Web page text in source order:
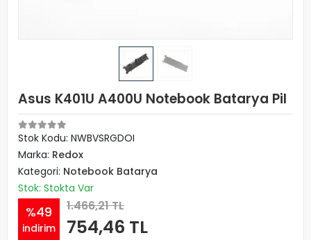
Asus K401U A400U Notebook Batarya Pil
Stok Kodu: NWBVSRGDOI
Marka: Redox
Kategori: Notebook Batarya
Stok: Stokta Var
%49
indirim
1.466,21 TL
754,46 TL